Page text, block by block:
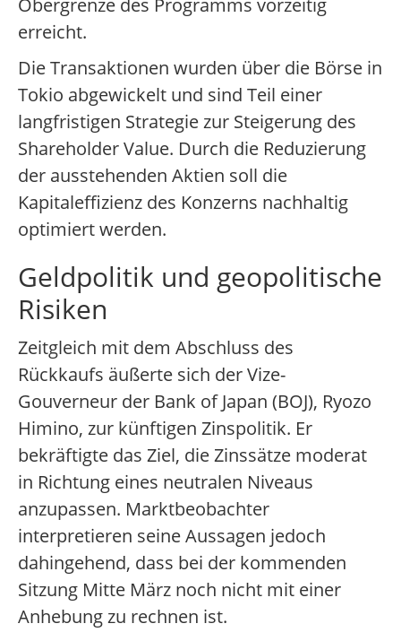
Obergrenze des Programms vorzeitig
erreicht.
Die Transaktionen wurden über die Börse in
Tokio abgewickelt und sind Teil einer
langfristigen Strategie zur Steigerung des
Shareholder Value. Durch die Reduzierung
der ausstehenden Aktien soll die
Kapitaleffizienz des Konzerns nachhaltig
optimiert werden.
Geldpolitik und geopolitische
Risiken
Zeitgleich mit dem Abschluss des
Rückkaufs äußerte sich der Vize-
Gouverneur der Bank of Japan (BOJ), Ryozo
Himino, zur künftigen Zinspolitik. Er
bekräftigte das Ziel, die Zinssätze moderat
in Richtung eines neutralen Niveaus
anzupassen. Marktbeobachter
interpretieren seine Aussagen jedoch
dahingehend, dass bei der kommenden
Sitzung Mitte März noch nicht mit einer
Anhebung zu rechnen ist.